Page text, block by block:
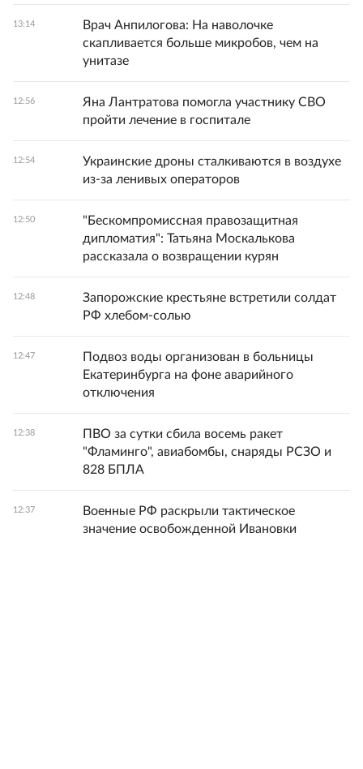
13:14
Врач Анпилогова: На наволочке
скапливается больше микробов, чем на
унитазе
12:56
Яна Лантратова помогла участнику СВО
пройти лечение в госпитале
12:54
Украинские дроны сталкиваются в воздухе
из-за ленивых операторов
12:50
"Бескомпромиссная правозащитная
дипломатия": Татьяна Москалькова
рассказала о возвращении курян
12:48
Запорожские крестьяне встретили солдат
РФ хлебом-солью
12:47
Подвоз воды организован в больницы
Екатеринбурга на фоне аварийного
отключения
12:38
ПВО за сутки сбила восемь ракет
"Фламинго", авиабомбы, снаряды РСЗО и
828 БПЛА
12:37
Военные РФ раскрыли тактическое
значение освобожденной Ивановки